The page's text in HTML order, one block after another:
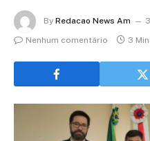
By Redacao News Am
Nenhum comentário
3